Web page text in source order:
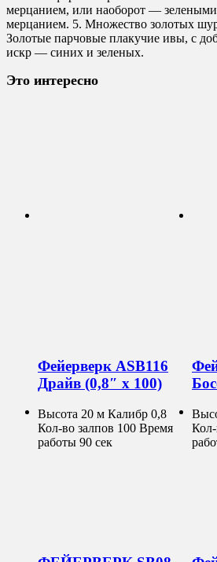
мерцанием, или наоборот —
мерцанием. 5. Множество золотых
Золотые парчовые плакучие ивы, с
искр — синих и зеленых.
Это интересно
Фейерверк ASB116
Драйв (0,8″ х 100)
Высота 20 м Калибр 0,8
Кол-во залпов 100 Время
работы 90 сек